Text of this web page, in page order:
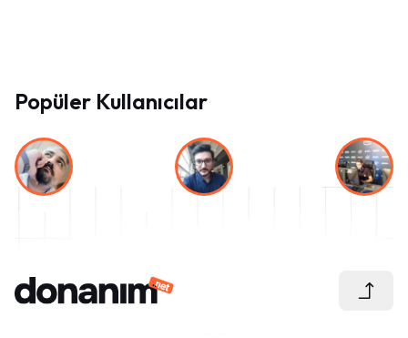
Popüler Kullanıcılar